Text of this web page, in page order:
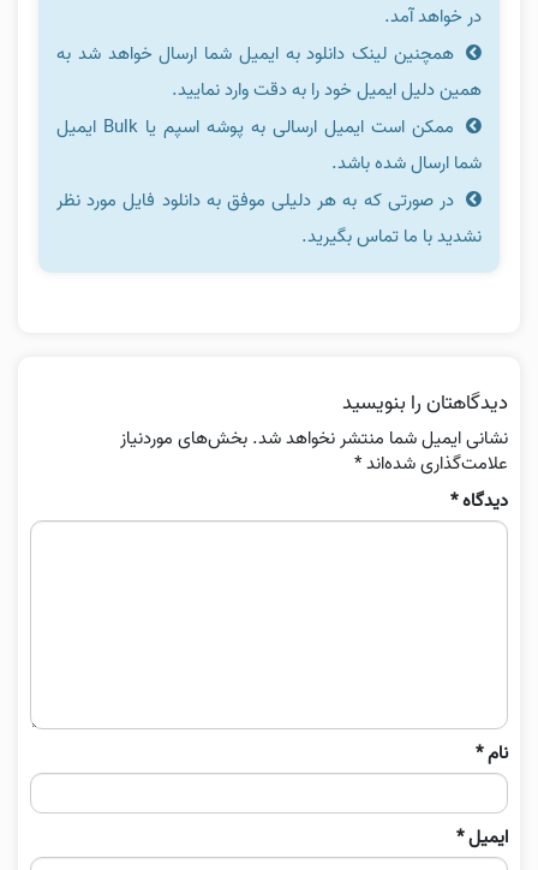
در خواهد آمد.
همچنین لینک دانلود به ایمیل شما ارسال خواهد شد به
همین دلیل ایمیل خود را به دقت وارد نمایید.
ممکن است ایمیل ارسالی به پوشه اسپم یا Bulk ایمیل
شما ارسال شده باشد.
در صورتی که به هر دلیلی موفق به دانلود فایل مورد نظر
نشدید با ما تماس بگیرید.
دیدگاهتان را بنویسید
نشانی ایمیل شما منتشر نخواهد شد. بخش‌های موردنیاز
علامت‌گذاری شده‌اند*
دیدگاه*
نام*
ایمیل*